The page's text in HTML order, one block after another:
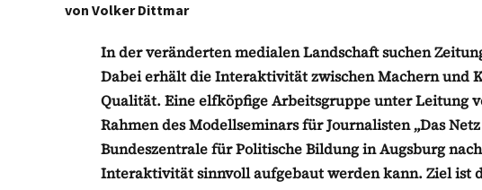
vonVolker Dittmar
In der veränderten medialen Landschaft suchen
Dabei erhält die Interaktivität zwischen Machern und
Qualität. Eine elfköpfige Arbeitsgruppe unter Leitung
Rahmen des Modellseminars für Journalisten „Das
Bundeszentrale für Politische Bildung in Augsburg
Interaktivität sinnvoll aufgebaut werden kann. Ziel ist